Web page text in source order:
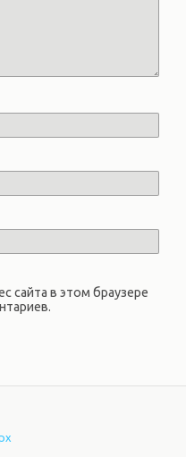
сайта в этом браузере